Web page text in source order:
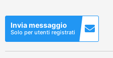
Invia messaggio
Solo per utenti registrati